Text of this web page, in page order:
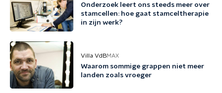
Onderzoek leert ons steeds meer over
stamcellen: hoe gaat stamceltherapie
in zijn werk?
Villa VdBMAX
Waarom sommige grappen niet meer
landen zoals vroeger